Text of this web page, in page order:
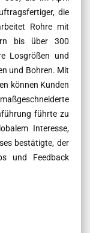
die
Rohre mit
bis über 300
Losgrößen und
und Bohren. Mit
können Kunden
führte zu
Interesse,
bestätigte, der
und Feedback